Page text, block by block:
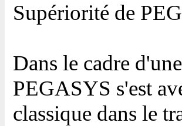
Supériorité de
Dans le cadre
PEGASYS s'est
classique dans le